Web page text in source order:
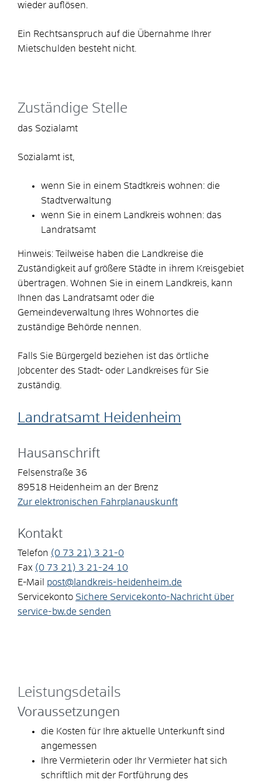
wieder auflösen.
Ein Rechtsanspruch auf die Übernahme Ihrer
Mietschulden besteht nicht.
Zuständige Stelle
das Sozialamt
Sozialamt ist,
wenn Sie in einem Stadtkreis wohnen: die
Stadtverwaltung
wenn Sie in einem Landkreis wohnen: das
Landratsamt
Hinweis: Teilweise haben die Landkreise die
Zuständigkeit auf größere Städte in ihrem Kreisgebiet
übertragen. Wohnen Sie in einem Landkreis, kann
Ihnen das Landratsamt oder die
Gemeindeverwaltung Ihres Wohnortes die
zuständige Behörde nennen.
Falls Sie Bürgergeld beziehen ist das örtliche
Jobcenter des Stadt- oder Landkreises für Sie
zuständig.
Landratsamt Heidenheim
Hausanschrift
Felsenstraße 36
89518 Heidenheim an der Brenz
Zur elektronischen Fahrplanauskunft
Kontakt
Telefon (0 73 21) 3 21-0
Fax (0 73 21) 3 21-24 10
E-Mail
post@landkreis-heidenheim.de
Servicekonto Sichere Servicekonto-Nachricht über
service-bw.de senden
Leistungsdetails
Voraussetzungen
die Kosten für Ihre aktuelle Unterkunft sind
angemessen
Ihre Vermieterin oder Ihr Vermieter hat sich
schriftlich mit der Fortführung des